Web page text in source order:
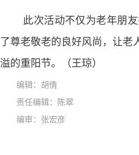
此次活动不仅为老年朋
了尊老敬老的良好风尚，让老
溢的重阳节。（王琼）
编辑：胡倩
责任编辑：陈翠
编审：张宏彦